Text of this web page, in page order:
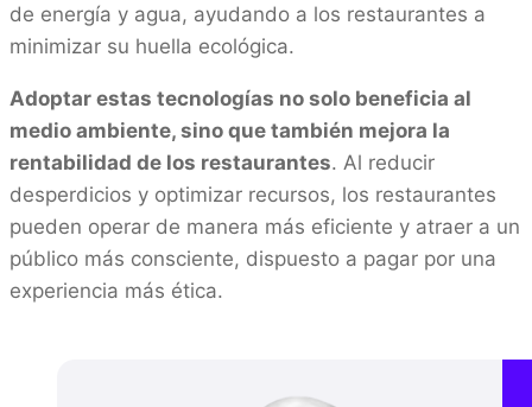
de energía y agua, ayudando a los restaurantes a
minimizar su huella ecológica.
Adoptar estas tecnologías no solo beneficia al
medio ambiente, sino que también mejora la
rentabilidad de los restaurantes. Al reducir
desperdicios y optimizar recursos, los restaurantes
pueden operar de manera más eficiente y atraer a un
público más consciente, dispuesto a pagar por una
experiencia más ética.